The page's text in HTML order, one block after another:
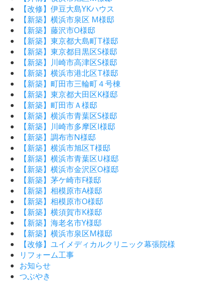
【改修】伊豆大島YKハウス
【新築】横浜市泉区 M様邸
【新築】藤沢市O様邸
【新築】東京都大島町T様邸
【新築】東京都目黒区S様邸
【新築】川崎市高津区S様邸
【新築】横浜市港北区T様邸
【新築】町田市三輪町４号棟
【新築】東京都大田区K様邸
【新築】町田市Ａ様邸
【新築】横浜市青葉区S様邸
【新築】川崎市多摩区I様邸
【新築】調布市N様邸
【新築】横浜市旭区T様邸
【新築】横浜市青葉区U様邸
【新築】横浜市金沢区O様邸
【新築】茅ケ崎市F様邸
【新築】相模原市A様邸
【新築】相模原市O様邸
【新築】横須賀市K様邸
【新築】海老名市Y様邸
【新築】横浜市泉区M様邸
【改修】ユイメディカルクリニック幕張院様
リフォーム工事
お知らせ
つぶやき